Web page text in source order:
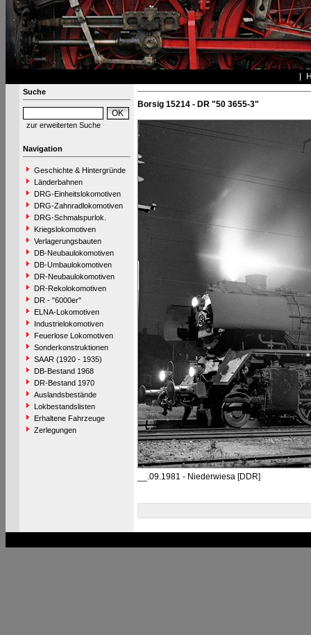
Suche
zur erweiterten Suche
Navigation
Geschichte & Hintergründe
Länderbahnen
DRG-Einheitslokomotiven
DRG-Zahnradlokomotiven
DRG-Schmalspurlok.
Kriegslokomotiven
Verlagerungsbauten
DB-Neubaulokomotiven
DB-Umbaulokomotiven
DR-Neubaulokomotiven
DR-Rekolokomotiven
DR - "6000er"
ELNA-Lokomotiven
Industrielokomotiven
Feuerlose Lokomotiven
Sonderkonstruktionen
SAAR (1920 - 1935)
DB-Bestand 1968
DR-Bestand 1970
Auslandsbestände
Lokbestandslisten
Erhaltene Fahrzeuge
Zerlegungen
Borsig 15214 - DR "50 3655-3"
__.09.1981 - Niederwiesa [DDR]